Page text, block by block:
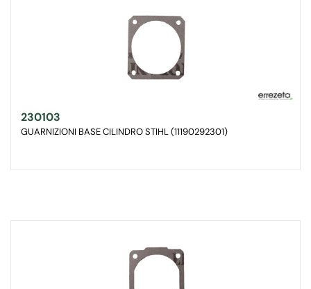
230103
GUARNIZIONI BASE CILINDRO STIHL (11190292301)